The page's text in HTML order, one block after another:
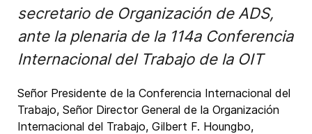
secretario de Organización de ADS,
ante la plenaria de la 114a Conferencia
Internacional del Trabajo de la OIT
Señor Presidente de la Conferencia Internacional del
Trabajo, Señor Director General de la Organización
Internacional del Trabajo, Gilbert F. Houngbo,